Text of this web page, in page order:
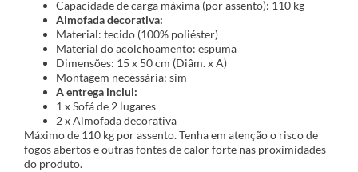
Capacidade de carga máxima (por assento): 110 kg
Almofada decorativa:
Material: tecido (100% poliéster)
Material do acolchoamento: espuma
Dimensões: 15 x 50 cm (Diâm. x A)
Montagem necessária: sim
A entrega inclui:
1 x Sofá de 2 lugares
2 x Almofada decorativa
Máximo de 110 kg por assento. Tenha em atenção o risco de
fogos abertos e outras fontes de calor forte nas proximidades
do produto.